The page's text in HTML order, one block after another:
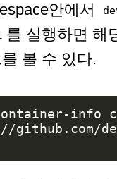
안에서
를 실행하면 해
볼 수 있다.